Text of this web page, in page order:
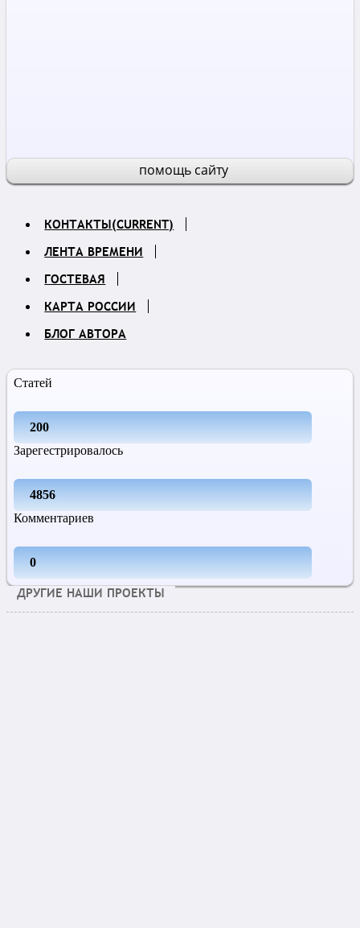
помощь сайту
КОНТАКТЫ(CURRENT)
ЛЕНТА ВРЕМЕНИ
ГОСТЕВАЯ
КАРТА РОССИИ
БЛОГ АВТОРА
Статей
200
Зарегестрировалось
4856
Комментариев
0
ДРУГИЕ НАШИ ПРОЕКТЫ